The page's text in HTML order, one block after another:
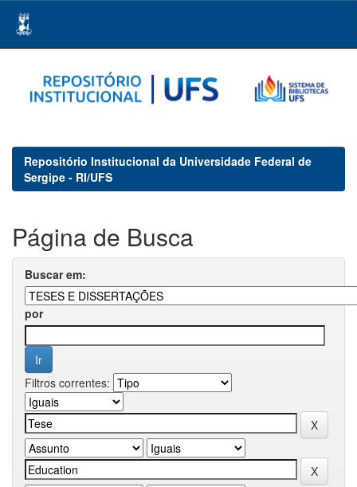
navigation
Repositório Institucional da Universidade Federal de
Sergipe - RI/UFS
Página de Busca
Buscar em:
por
Filtros correntes: